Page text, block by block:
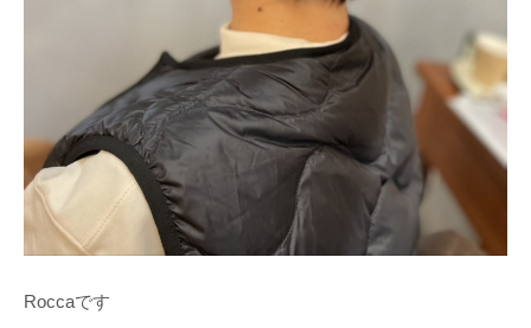
Roccaです